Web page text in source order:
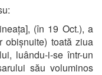
(în 19 Oct.), a
obișnuite) toată ziua
luându-i-se într-un
său voluminos